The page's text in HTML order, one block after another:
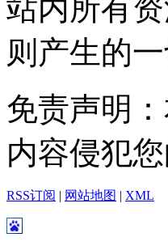
站内所有
则产生的
免责声明
内容侵犯
RSS订阅 | 网站地图 | XML